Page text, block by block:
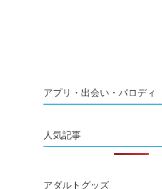
アプリ・出会い・パロディ
人気記事
アダルトグッズ